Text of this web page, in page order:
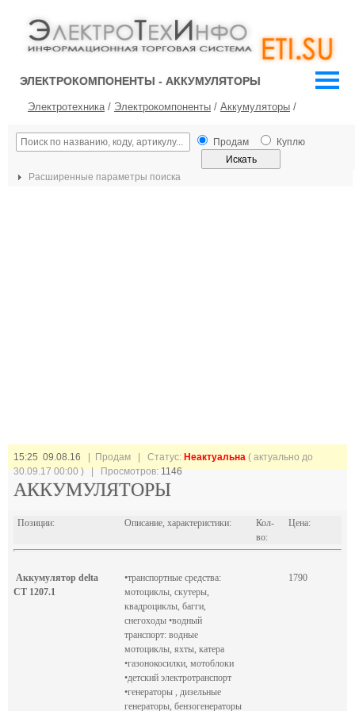
ЭЛЕКТРОКОМПОНЕНТЫ - АККУМУЛЯТОРЫ
Электротехника/ Электрокомпоненты / Аккумуляторы /
Продам Куплю
Расширенные параметры поиска
15:25 09.08.16 | Продам | Статус: Неактуальна ( актуально до
30.09.17 00:00 ) | Просмотров:1146
АККУМУЛЯТОРЫ
Позиции: Описание, характеристики:
Кол-
во:
Цена:
Аккумулятор delta
CT 1207.1
•транспортные средства:
мотоциклы, скутеры,
квадроциклы, багги,
снегоходы •водный
транспорт: водные
мотоциклы, яхты, катера
•газонокосилки, мотоблоки
•детский электротранспорт
•генераторы , дизельные
генераторы, бензогенераторы
1790